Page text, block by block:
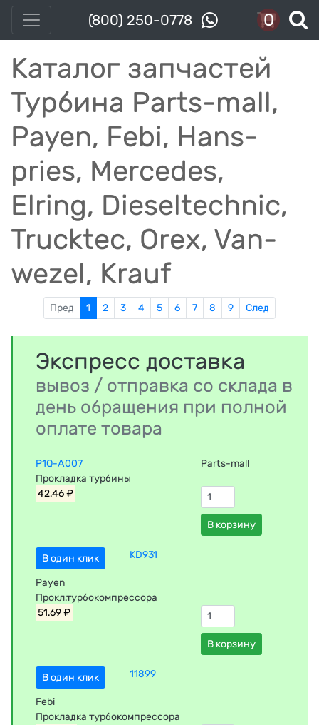
(800) 250-0778 0
Каталог запчастей
Турбина Parts-mall,
Payen, Febi, Hans-
pries, Mercedes,
Elring, Dieseltechnic,
Trucktec, Orex, Van-
wezel, Krauf
Пред 1 2 3 4 5 6 7 8 9 След
Экспресс доставка
вывоз / отправка со склада в
день обращения при полной
оплате товара
P1Q-A007
Parts-mall
Прокладка турбины
42.46 ₽
В корзину
В один клик KD931
Payen
Прокл.турбокомпрессора
51.69 ₽
В корзину
В один клик 11899
Febi
Прокладка турбокомпрессора